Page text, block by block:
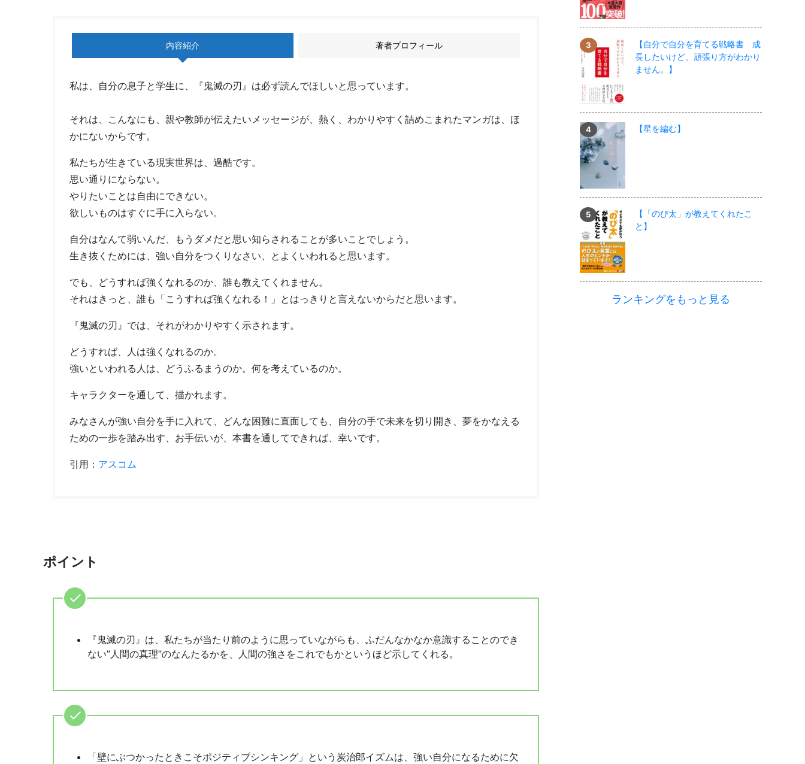
内容紹介 著者プロフィール
私は、自分の息子と学生に、『鬼滅の刃』は必ず読んでほしいと思っています。
それは、こんなにも、親や教師が伝えたいメッセージが、熱く、わかりやすく詰めこまれたマンガは、ほ
かにないからです。
私たちが生きている現実世界は、過酷です。
思い通りにならない。
やりたいことは自由にできない。
欲しいものはすぐに手に入らない。
自分はなんて弱いんだ、もうダメだと思い知らされることが多いことでしょう。
生き抜くためには、強い自分をつくりなさい、とよくいわれると思います。
でも、どうすれば強くなれるのか、誰も教えてくれません。
それはきっと、誰も「こうすれば強くなれる！」とはっきりと言えないからだと思います。
『鬼滅の刃』では、それがわかりやすく示されます。
どうすれば、人は強くなれるのか。
強いといわれる人は、どうふるまうのか。何を考えているのか。
キャラクターを通して、描かれます。
みなさんが強い自分を手に入れて、どんな困難に直面しても、自分の手で未来を切り開き、夢をかなえる
ための一歩を踏み出す、お手伝いが、本書を通してできれば、幸いです。
引用： アスコム
ポイント
『鬼滅の刃』は、私たちが当たり前のように思っていながらも、ふだんなかなか意識することのでき
ない”人間の真理”のなんたるかを、人間の強さをこれでもかというほど示してくれる。
「壁にぶつかったときこそポジティブシンキング」という炭治郎イズムは、強い自分になるために欠
【自分で自分を育てる戦略書 成
長したいけど、頑張り方がわかり
ません。】
【星を編む】
【「のび太」が教えてくれたこ
と】
ランキングをもっと見る